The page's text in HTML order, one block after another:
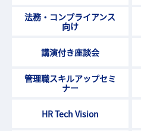
法務・コンプライアンス
向け
講演付き座談会
管理職スキルアップセミ
ナー
HR Tech Vision